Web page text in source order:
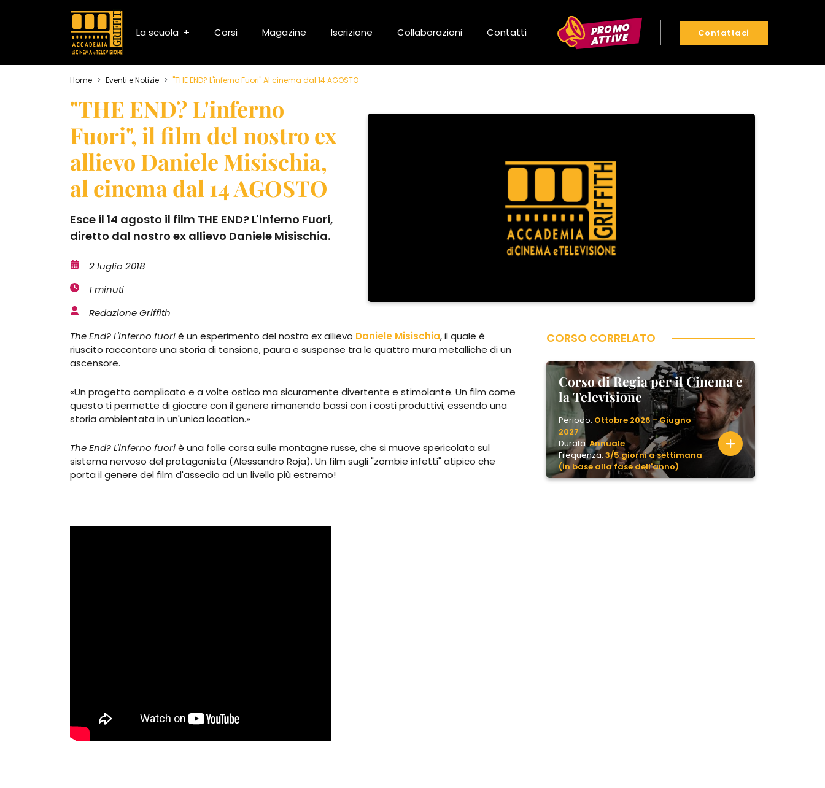
La scuola Corsi Magazine Iscrizione Collaborazioni Contatti PROMO
ATTIVE Contattaci
Home Eventi e Notizie "THE END? L'inferno Fuori" Al cinema dal 14 AGOSTO
"THE END? L'inferno
Fuori", il film del nostro ex
allievo Daniele Misischia,
al cinema dal 14 AGOSTO
Esce il 14 agosto il film THE END? L'inferno Fuori,
diretto dal nostro ex allievo Daniele Misischia.
2 luglio 2018
1 minuti
Redazione Griffith
CORSO CORRELATO
Corso di Regia per il Cinema e
la Televisione
Periodo: Ottobre 2026 - Giugno
2027
Durata: Annuale
Frequenza: 3/5 giorni a settimana
(in base alla fase dell'anno)
The End? L'inferno fuoriè un esperimento del nostro ex allievo Daniele Misischia, il quale è
riuscito raccontare una storia di tensione, paura e suspense tra le quattro mura metalliche di un
ascensore.
«Un progetto complicato e a volte ostico ma sicuramente divertente e stimolante. Un film come
questo ti permette di giocare con il genere rimanendo bassi con i costi produttivi, essendo una
storia ambientata in un'unica location.»
The End? L'inferno fuoriè una folle corsa sulle montagne russe, che si muove spericolata sul
sistema nervoso del protagonista (Alessandro Roja). Un film sugli "zombie infetti" atipico che
porta il genere del film d'assedio ad un livello più estremo!